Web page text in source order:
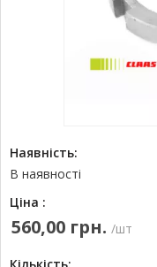
Наявність:
В наявності
Ціна :
560,00 грн. /шт
Кількість: